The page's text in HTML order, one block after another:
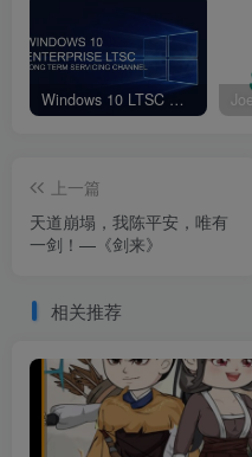
Windows 10 LTSC 版本：丝滑稳定无广告
上一篇
天道崩塌，我陈平安，唯有
一剑！—《剑来》
相关推荐